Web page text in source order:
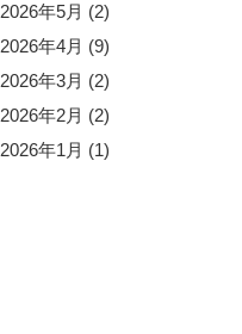
2026年5月 (2)
2026年4月 (9)
2026年3月 (2)
2026年2月 (2)
2026年1月 (1)